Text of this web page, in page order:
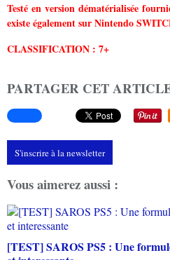
Testé en version dématérialisée
existe également sur Nintendo
CLASSIFICATION : 7+
PARTAGER CET
S'inscrire à la newsletter
Vous aimerez aussi :
[TEST] SAROS PS5 : Une